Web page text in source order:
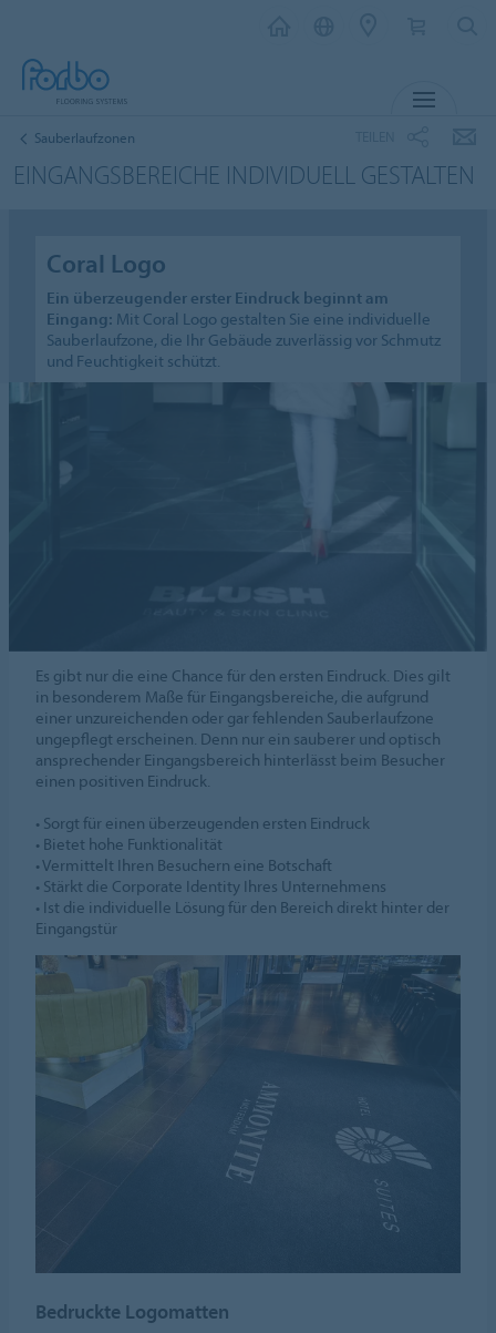
Sauberlaufzonen
EINGANGSBEREICHE INDIVIDUELL GESTALTEN
Coral Logo
Ein überzeugender erster Eindruck beginnt am
Eingang: Mit Coral Logo gestalten Sie eine individuelle
Sauberlaufzone, die Ihr Gebäude zuverlässig vor Schmutz
und Feuchtigkeit schützt.
Es gibt nur die eine Chance für den ersten Eindruck. Dies gilt
in besonderem Maße für Eingangsbereiche, die aufgrund
einer unzureichenden oder gar fehlenden Sauberlaufzone
ungepflegt erscheinen. Denn nur ein sauberer und optisch
ansprechender Eingangsbereich hinterlässt beim Besucher
einen positiven Eindruck.
• Sorgt für einen überzeugenden ersten Eindruck
• Bietet hohe Funktionalität
• Vermittelt Ihren Besuchern eine Botschaft
• Stärkt die Corporate Identity Ihres Unternehmens
• Ist die individuelle Lösung für den Bereich direkt hinter der
Eingangstür
Bedruckte Logomatten